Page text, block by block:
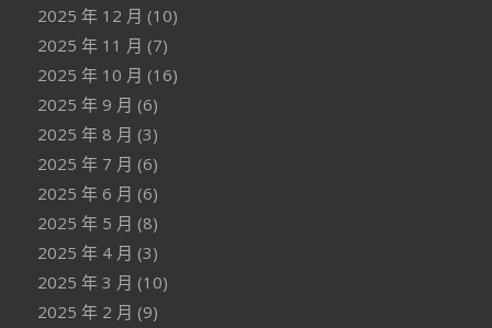
2025 年 12 月 (10)
2025 年 11 月 (7)
2025 年 10 月 (16)
2025 年 9 月 (6)
2025 年 8 月 (3)
2025 年 7 月 (6)
2025 年 6 月 (6)
2025 年 5 月 (8)
2025 年 4 月 (3)
2025 年 3 月 (10)
2025 年 2 月 (9)